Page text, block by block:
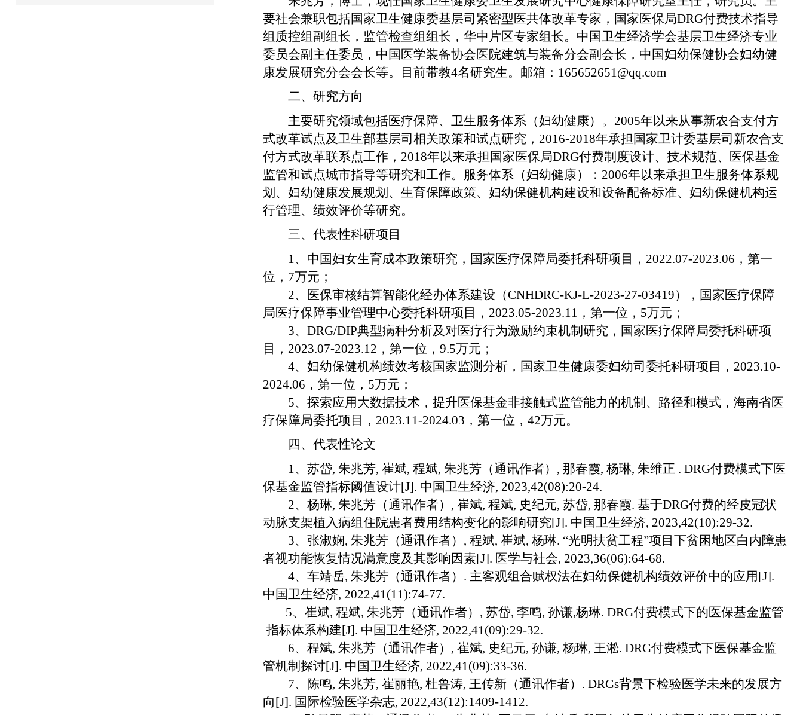
要社会兼职包括国家卫生健康委基层司紧密型医共体改革专家，国家医保局DRG付费技术指导
组质控组副组长，监管检查组组长，华中片区专家组长。中国卫生经济学会基层卫生经济专业
委员会副主任委员，中国医学装备协会医院建筑与装备分会副会长，中国妇幼保健协会妇幼健
康发展研究分会会长等。目前带教4名研究生。邮箱： 165652651@qq.com
二、研究方向
主要研究领域包括医疗保障、卫生服务体系（妇幼健康）。 2005年以来从事新农合支付方
式改革试点及卫生部基层司相关政策和试点研究， 2016-2018年承担国家卫计委基层司新农合支
付方式改革联系点工作， 2018年以来承担国家医保局DRG付费制度设计、技术规范、医保基金
监管和试点城市指导等研究和工作。服务体系（妇幼健康）： 2006年以来承担卫生服务体系规
划、妇幼健康发展规划、生育保障政策、妇幼保健机构建设和设备配备标准、妇幼保健机构运
行管理、绩效评价等研究。
三、代表性科研项目
1 、中国妇女生育成本政策研究，国家医疗保障局委托科研项目， 2022.07-2023.06 ，第一
位， 7万元；
2、医保审核结算智能化经办体系建设（CNHDRC-KJ-L-2023-27-03419），国家医疗保障
局医疗保障事业管理中心委托科研项目， 2023.05-2023.11 ，第一位， 5万元；
3、 DRG/DIP典型病种分析及对医疗行为激励约束机制研究，国家医疗保障局委托科研项
目， 2023.07-2023.12 ，第一位， 9.5万元；
4、妇幼保健机构绩效考核国家监测分析，国家卫生健康委妇幼司委托科研项目， 2023.10-
2024.06 ，第一位， 5万元；
5、探索应用大数据技术，提升医保基金非接触式监管能力的机制、路径和模式，海南省医
疗保障局委托项目， 2023.11-2024.03 ，第一位， 42万元。
四、代表性论文
1、苏岱, 朱兆芳, 崔斌, 程斌, 朱兆芳（通讯作者） , 那春霞, 杨琳, 朱维正 . DRG付费模式下医
保基金监管指标阈值设计[J]. 中国卫生经济, 2023,42(08):20-24.
2、杨琳, 朱兆芳（通讯作者） , 崔斌, 程斌, 史纪元, 苏岱, 那春霞. 基于DRG付费的经皮冠状
动脉支架植入病组住院患者费用结构变化的影响研究[J]. 中国卫生经济, 2023,42(10):29-32.
3、张淑娴, 朱兆芳（通讯作者） , 程斌, 崔斌, 杨琳. “光明扶贫工程”项目下贫困地区白内障患
者视功能恢复情况满意度及其影响因素[J]. 医学与社会, 2023,36(06):64-68.
4、车靖岳, 朱兆芳（通讯作者） . 主客观组合赋权法在妇幼保健机构绩效评价中的应用[J].
中国卫生经济, 2022,41(11):74-77.
5、崔斌,程斌, 朱兆芳（通讯作者） ,苏岱,李鸣,孙谦,杨琳. DRG付费模式下的医保基金监管
指标体系构建[J]. 中国卫生经济, 2022,41(09):29-32.
6、程斌, 朱兆芳（通讯作者） , 崔斌, 史纪元, 孙谦, 杨琳, 王淞. DRG付费模式下医保基金监
管机制探讨[J]. 中国卫生经济, 2022,41(09):33-36.
7、陈鸣, 朱兆芳, 崔丽艳, 杜鲁涛, 王传新（通讯作者） . DRGs背景下检验医学未来的发展方
向[J]. 国际检验医学杂志, 2022,43(12):1409-1412.